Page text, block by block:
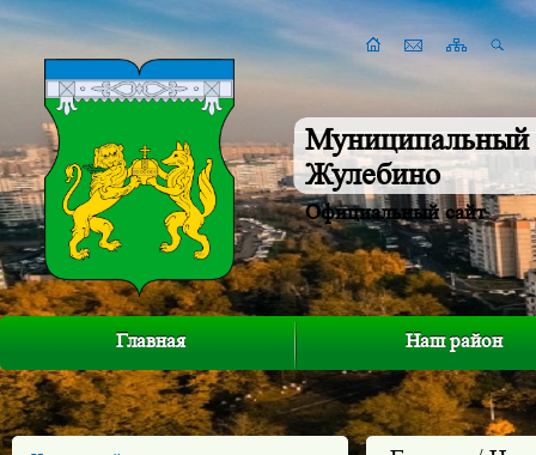
Муниципальный
Жулебино
Официальный сайт
Главная Наш район